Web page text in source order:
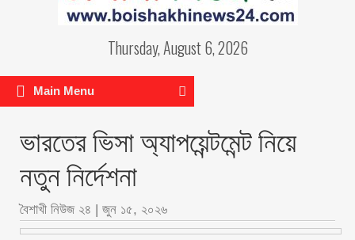
Thursday, August 6, 2026
Main Menu
ভারতের ভিসা অ্যাপয়েন্টমেন্ট নিয়ে
নতুন নির্দেশনা
বৈশাখী নিউজ ২৪ | জুন ১৫, ২০২৬